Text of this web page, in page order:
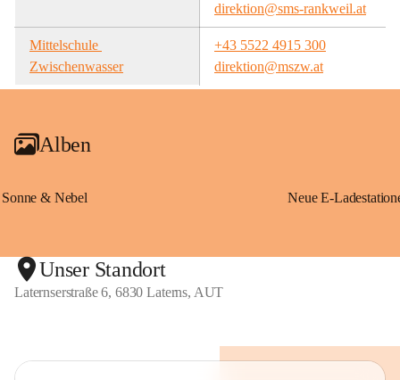
direktion@sms-rankweil.at
Mittelschule
Zwischenwasser
+43 5522 4915 300
direktion@mszw.at
Alben
Sonne & Nebel
Unser Standort
Laternserstraße 6, 6830 Laterns, AUT